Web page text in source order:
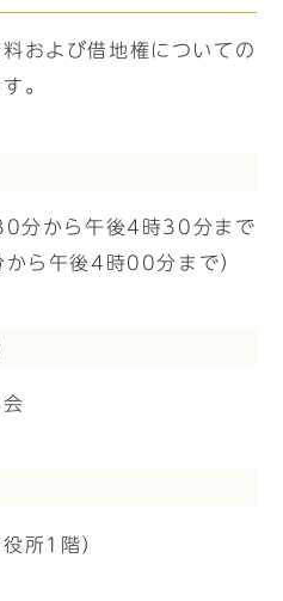
および借地権についての
。
分から午後4時30分まで
ら午後4時00分まで）
所1階）